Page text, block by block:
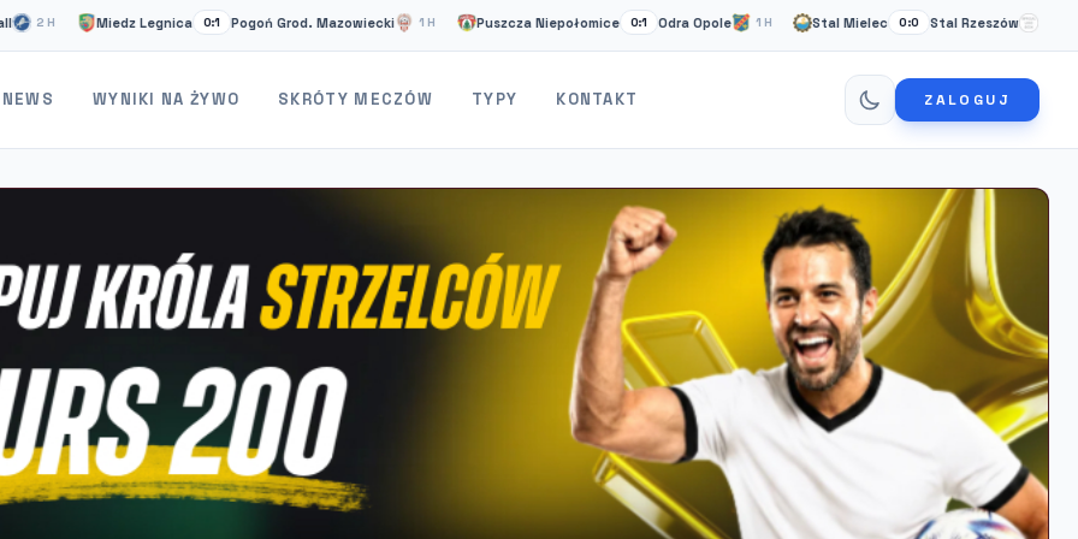
Miedz Legnica 0:1 Pogoń Grod. Mazowiecki 1H Puszcza Niepołomice 0:1 Odra Opole 1H Stal Mielec 0:0 Stal Rzeszów 1H
NEWS WYNIKI NA ŻYWO SKRÓTY MECZÓW TYPY KONTAKT ZALOGUJ